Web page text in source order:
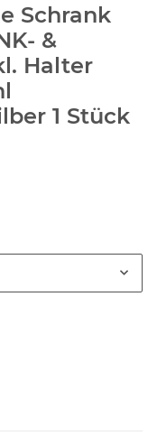
Schrank
&
Halter
1 Stück